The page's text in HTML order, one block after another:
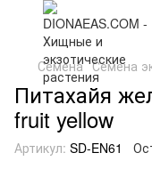
Семена Семена
Питахайя
fruit yellow
Артикул: SD-EN61